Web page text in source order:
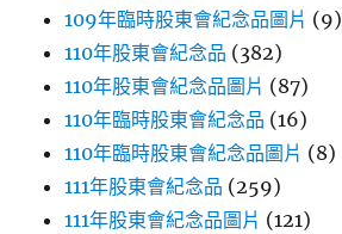
109年臨時股東會紀念品圖片 (9)
110年股東會紀念品 (382)
110年股東會紀念品圖片 (87)
110年臨時股東會紀念品 (16)
110年臨時股東會紀念品圖片 (8)
111年股東會紀念品 (259)
111年股東會紀念品圖片 (121)